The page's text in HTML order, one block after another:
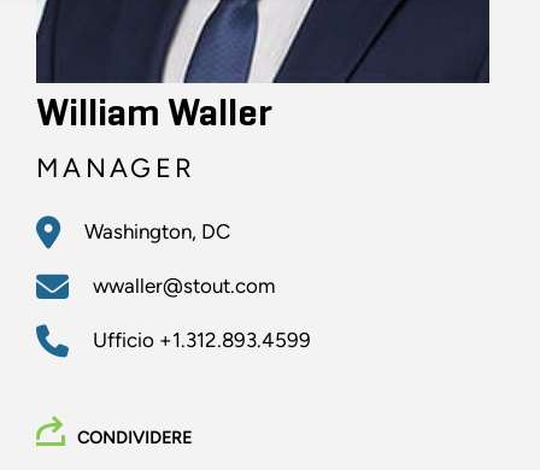
William Waller
MANAGER
Washington, DC
wwaller@stout.com
Ufficio +1.312.893.4599
CONDIVIDERE